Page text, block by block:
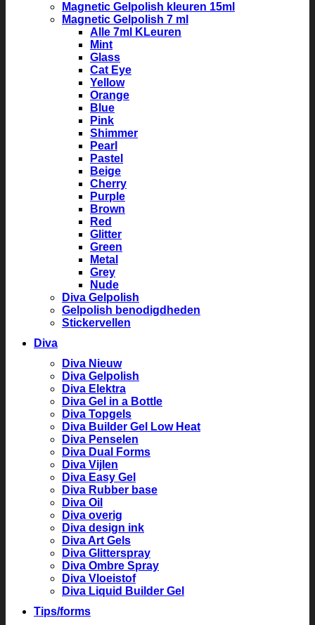
Magnetic Gelpolish kleuren 15ml
Magnetic Gelpolish 7 ml
Alle 7ml KLeuren
Mint
Glass
Cat Eye
Yellow
Orange
Blue
Pink
Shimmer
Pearl
Pastel
Beige
Cherry
Purple
Brown
Red
Glitter
Green
Metal
Grey
Nude
Diva Gelpolish
Gelpolish benodigdheden
Stickervellen
Diva
Diva Nieuw
Diva Gelpolish
Diva Elektra
Diva Gel in a Bottle
Diva Topgels
Diva Builder Gel Low Heat
Diva Penselen
Diva Dual Forms
Diva Vijlen
Diva Easy Gel
Diva Rubber base
Diva Oil
Diva overig
Diva design ink
Diva Art Gels
Diva Glitterspray
Diva Ombre Spray
Diva Vloeistof
Diva Liquid Builder Gel
Tips/forms